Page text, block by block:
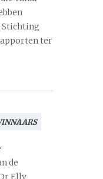
Stichting
ter
de
Elly